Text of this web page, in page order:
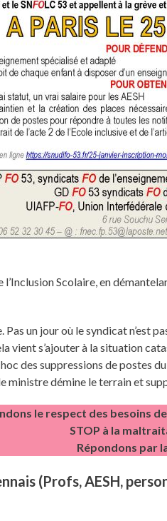
Scolaire, en
Pas un jour où le syndicat
vient s’ajouter à la situation
des suppressions de postes
ministre démine le terrain et
le respect des besoins
STOP à la
Répondons par
(Profs, AESH,